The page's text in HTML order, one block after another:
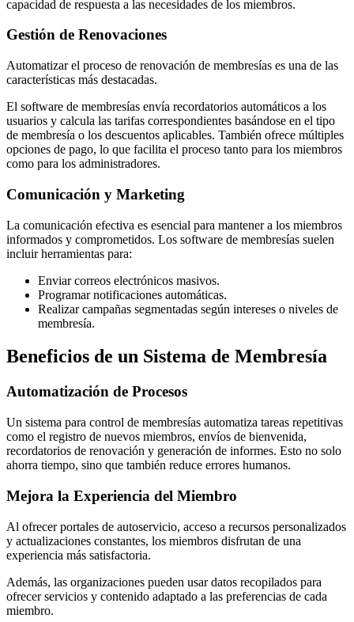
capacidad de respuesta a las necesidades de los miembros.
Gestión de Renovaciones
Automatizar el proceso de renovación de membresías es una de las
características más destacadas.
El software de membresías envía recordatorios automáticos a los
usuarios y calcula las tarifas correspondientes basándose en el tipo
de membresía o los descuentos aplicables. También ofrece múltiples
opciones de pago, lo que facilita el proceso tanto para los miembros
como para los administradores.
Comunicación y Marketing
La comunicación efectiva es esencial para mantener a los miembros
informados y comprometidos. Los software de membresías suelen
incluir herramientas para:
Enviar correos electrónicos masivos.
Programar notificaciones automáticas.
Realizar campañas segmentadas según intereses o niveles de
membresía.
Beneficios de un Sistema de Membresía
Automatización de Procesos
Un sistema para control de membresías automatiza tareas repetitivas
como el registro de nuevos miembros, envíos de bienvenida,
recordatorios de renovación y generación de informes. Esto no solo
ahorra tiempo, sino que también reduce errores humanos.
Mejora la Experiencia del Miembro
Al ofrecer portales de autoservicio, acceso a recursos personalizados
y actualizaciones constantes, los miembros disfrutan de una
experiencia más satisfactoria.
Además, las organizaciones pueden usar datos recopilados para
ofrecer servicios y contenido adaptado a las preferencias de cada
miembro.